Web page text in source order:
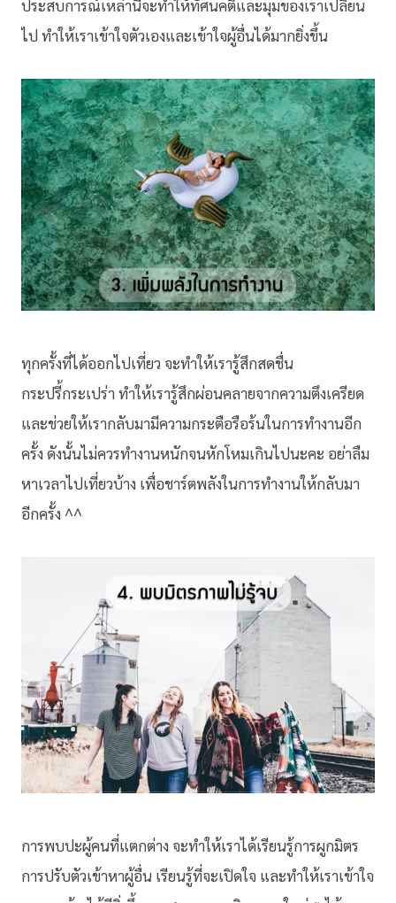
ประสบการณ์เหล่านี้จะทำให้ทัศนคติและมุมของเราเปลี่ยน
ไป ทำให้เราเข้าใจตัวเองและเข้าใจผู้อื่นได้มากยิ่งขึ้น
ทุกครั้งที่ได้ออกไปเที่ยว จะทำให้เรารู้สึกสดชื่น
กระปรี้กระเปร่า ทำให้เรารู้สึกผ่อนคลายจากความตึงเครียด
และช่วยให้เรากลับมามีความกระตือรือร้นในการทำงานอีก
ครั้ง ดังนั้นไม่ควรทำงานหนักจนหักโหมเกินไปนะคะ อย่าลืม
หาเวลาไปเที่ยวบ้าง เพื่อชาร์ตพลังในการทำงานให้กลับมา
อีกครั้ง ^^
การพบปะผู้คนที่แตกต่าง จะทำให้เราได้เรียนรู้การผูกมิตร
การปรับตัวเข้าหาผู้อื่น เรียนรู้ที่จะเปิดใจ และทำให้เราเข้าใจ